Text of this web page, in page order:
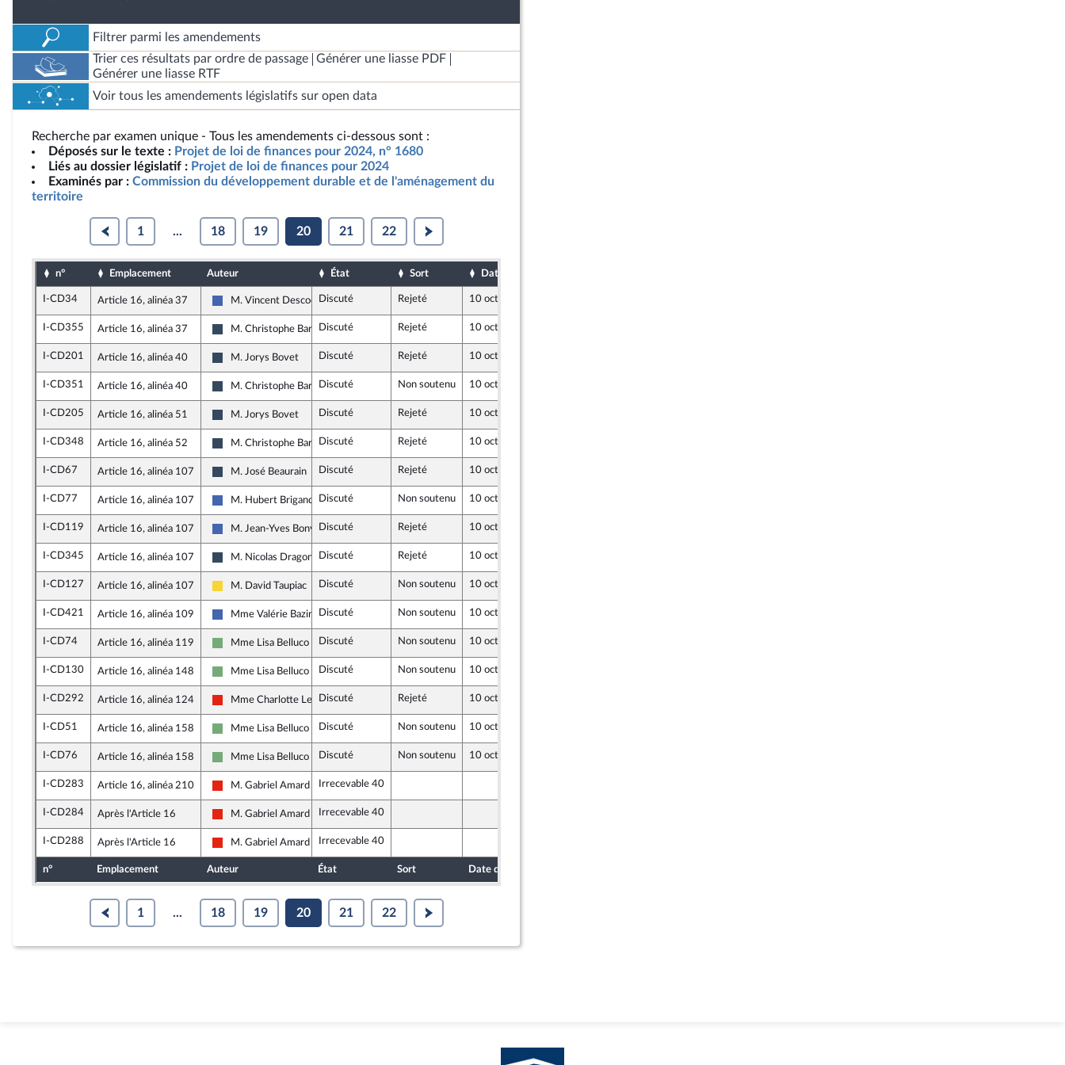
Filtrer parmi les amendements
Trier ces résultats par ordre de passage
Générer une liasse PDF
Générer une liasse RTF
Voir tous les amendements législatifs sur open data
Recherche par examen unique - Tous les amendements ci-dessous sont :
Déposés sur le texte : Projet de loi de finances pour 2024, n° 1680
Liés au dossier législatif : Projet de loi de finances pour 2024
Examinés par : Commission du développement durable et de l'aménagement du
territoire
1 ... 18 19 20 21 22
n° Emplacement Auteur État Sort Date d'examen
I-CD34 Article 16, alinéa 37
Les Républicains
M. Vincent DescoeurDiscuté Rejeté 10 octobre 2023
I-CD355 Article 16, alinéa 37
Rassemblement National
M. Christophe BarthèsDiscuté Rejeté 10 octobre 2023
I-CD201 Article 16, alinéa 40
Rassemblement National
M. Jorys Bovet Discuté Rejeté 10 octobre 2023
I-CD351 Article 16, alinéa 40
Rassemblement National
M. Christophe BarthèsDiscuté Non soutenu 10 octobre 2023
I-CD205 Article 16, alinéa 51
Rassemblement National
M. Jorys Bovet Discuté Rejeté 10 octobre 2023
I-CD348 Article 16, alinéa 52
Rassemblement National
M. Christophe BarthèsDiscuté Rejeté 10 octobre 2023
I-CD67 Article 16, alinéa 107
Rassemblement National
M. José Beaurain Discuté Rejeté 10 octobre 2023
I-CD77 Article 16, alinéa 107
Les Républicains
M. Hubert Brigand Discuté Non soutenu 10 octobre 2023
I-CD119 Article 16, alinéa 107
Les Républicains
M. Jean-Yves Bony Discuté Rejeté 10 octobre 2023
I-CD345 Article 16, alinéa 107
Rassemblement National
M. Nicolas Dragon Discuté Rejeté 10 octobre 2023
I-CD127 Article 16, alinéa 107
Libertés, Indépendants, Outre-mer et Territoires
M. David Taupiac Discuté Non soutenu 10 octobre 2023
I-CD421 Article 16, alinéa 109
Les Républicains
Mme Valérie Bazin-Malgras
Discuté Non soutenu 10 octobre 2023
I-CD74 Article 16, alinéa 119
Écologiste - NUPES
Mme Lisa Belluco Discuté Non soutenu 10 octobre 2023
I-CD130 Article 16, alinéa 148
Écologiste - NUPES
Mme Lisa Belluco Discuté Non soutenu 10 octobre 2023
I-CD292 Article 16, alinéa 124
La France insoumise - Nouvelle Union Populaire écologique et sociale
Mme Charlotte LeducDiscuté Rejeté 10 octobre 2023
I-CD51 Article 16, alinéa 158
Écologiste - NUPES
Mme Lisa Belluco Discuté Non soutenu 10 octobre 2023
I-CD76 Article 16, alinéa 158
Écologiste - NUPES
Mme Lisa Belluco Discuté Non soutenu 10 octobre 2023
I-CD283 Article 16, alinéa 210
La France insoumise - Nouvelle Union Populaire écologique et sociale
M. Gabriel Amard Irrecevable 40
I-CD284 Après l'Article 16
La France insoumise - Nouvelle Union Populaire écologique et sociale
M. Gabriel Amard Irrecevable 40
I-CD288 Après l'Article 16
La France insoumise - Nouvelle Union Populaire écologique et sociale
M. Gabriel Amard Irrecevable 40
n° Emplacement Auteur État Sort Date d'examen
1 ... 18 19 20 21 22